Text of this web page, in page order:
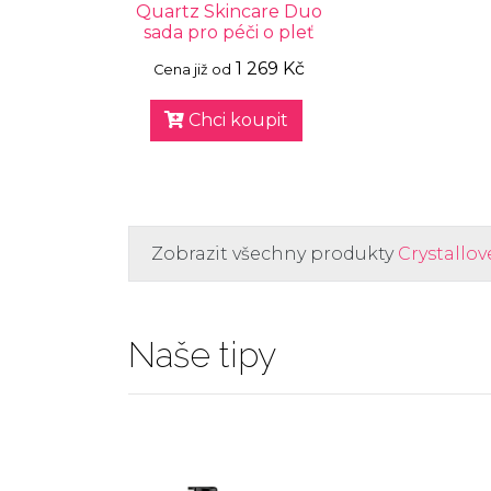
Quartz Skincare Duo
sada pro péči o pleť
Cena již od 1 269 Kč
Chci koupit
Zobrazit všechny produkty
Naše tipy